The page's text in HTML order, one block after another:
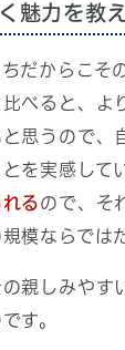
魅力を教え
だからこそ
べると、よ
思うので、
を実感して
るので、そ
模ならでは
親しみやす
す。